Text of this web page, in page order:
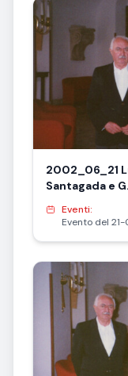
2002_06_21
Santagada e
Eventi:
Evento del